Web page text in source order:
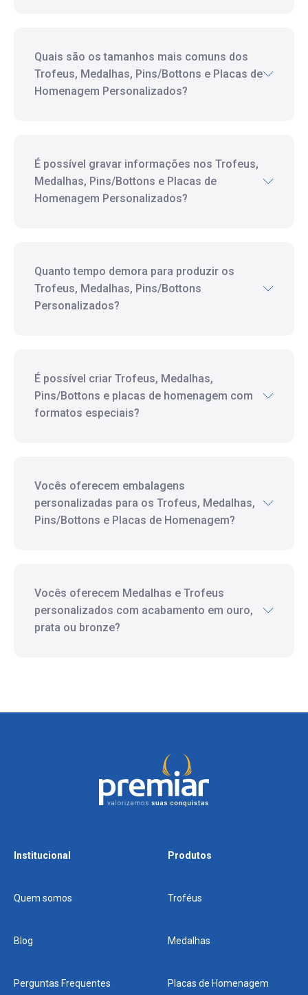
Quais são os tamanhos mais comuns dos
Trofeus, Medalhas, Pins/Bottons e Placas de
Homenagem Personalizados?
É possível gravar informações nos Trofeus,
Medalhas, Pins/Bottons e Placas de
Homenagem Personalizados?
Quanto tempo demora para produzir os
Trofeus, Medalhas, Pins/Bottons
Personalizados?
É possível criar Trofeus, Medalhas,
Pins/Bottons e placas de homenagem com
formatos especiais?
Vocês oferecem embalagens
personalizadas para os Trofeus, Medalhas,
Pins/Bottons e Placas de Homenagem?
Vocês oferecem Medalhas e Trofeus
personalizados com acabamento em ouro,
prata ou bronze?
Institucional
Quem somos
Blog
Perguntas Frequentes
Produtos
Troféus
Medalhas
Placas de Homenagem